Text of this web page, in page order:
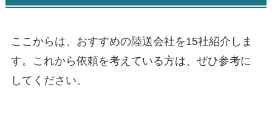
ここからは、おすすめの陸送会社を15社紹介しま
す。これから依頼を考えている方は、ぜひ参考に
してください。